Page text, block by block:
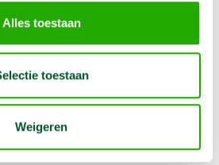
Alles toestaan
toestaan
Weigeren
en worden jaarlijks gekeurd.
vloerhoogte + 2 mtr